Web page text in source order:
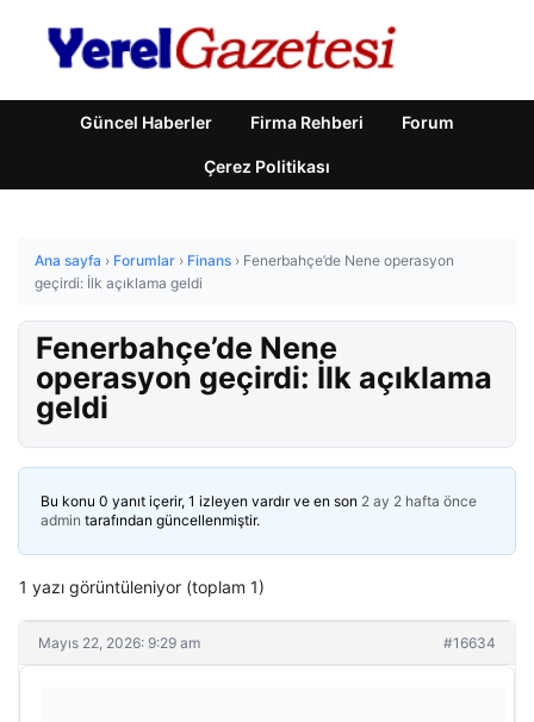
Güncel Haberler Firma Rehberi Forum
Çerez Politikası
Ana sayfa › Forumlar › Finans › Fenerbahçe’de Nene operasyon
geçirdi: İlk açıklama geldi
Fenerbahçe’de Nene
operasyon geçirdi: İlk açıklama
geldi
Bu konu 0 yanıt içerir, 1 izleyen vardır ve en son 2 ay 2 hafta önce
admin tarafından güncellenmiştir.
1 yazı görüntüleniyor (toplam 1)
Mayıs 22, 2026: 9:29 am #16634